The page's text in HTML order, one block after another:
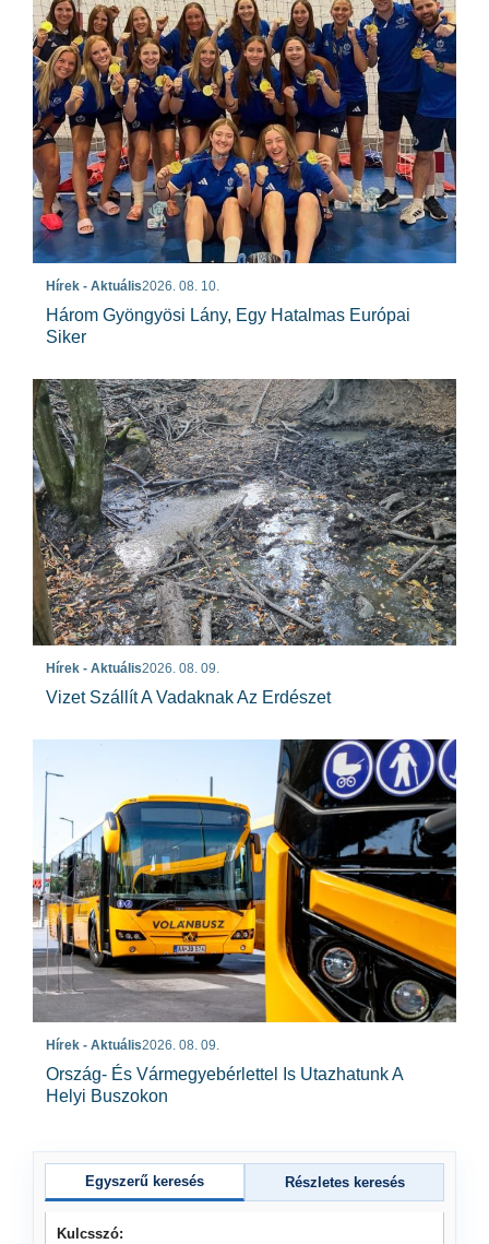
Hírek - Aktuális2026. 08. 10.
Három Gyöngyösi Lány, Egy Hatalmas Európai
Siker
Hírek - Aktuális2026. 08. 09.
Vizet Szállít A Vadaknak Az Erdészet
Hírek - Aktuális2026. 08. 09.
Ország- És Vármegyebérlettel Is Utazhatunk A
Helyi Buszokon
Egyszerű keresés Részletes keresés
Kulcsszó: